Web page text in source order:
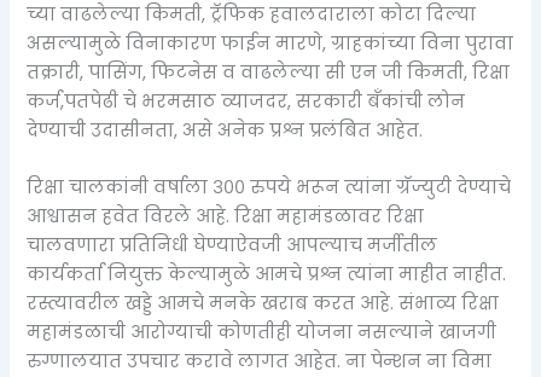
च्या वाढलेल्या किमती, ट्रॅफिक हवालदाराला कोटा दिल्या
असल्यामुळे विनाकारण फाईन मारणे, ग्राहकांच्या विना पुरावा
तक्रारी, पासिंग, फिटनेस व वाढलेल्या सी एन जी किमती, रिक्षा
कर्ज,पतपेढी चे भरमसाठ व्याजदर, सरकारी बँकांची लोन
देण्याची उदासीनता, असे अनेक प्रश्न प्रलंबित आहेत.
रिक्षा चालकांनी वर्षाला ३०० रुपये भरून त्यांना ग्रॅज्युटी देण्याचे
आश्वासन हवेत विरले आहे. रिक्षा महामंडळावर रिक्षा
चालवणारा प्रतिनिधी घेण्याऐवजी आपल्याच मर्जीतील
कार्यकर्ता नियुक्त केल्यामुळे आमचे प्रश्न त्यांना माहीत नाहीत.
रस्त्यावरील खड्डे आमचे मनके खराब करत आहे. संभाव्य रिक्षा
महामंडळाची आरोग्याची कोणतीही योजना नसल्याने खाजगी
रुग्णालयात उपचार करावे लागत आहेत. ना पेन्शन ना विमा